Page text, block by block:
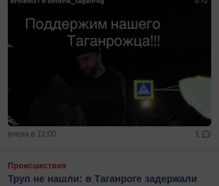
вчера в 11:00 1
Происшествия
Труп не нашли: в Таганроге задержали